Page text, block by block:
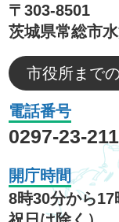
〒303-8501
茨城県常総市
市役所まで
電話番号
0297-23-
開庁時間
8時30分から